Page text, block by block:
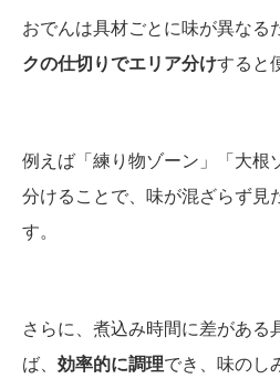
おでんは具材ごとに味が異なる
クの仕切りでエリア分けすると
例えば「練り物ゾーン」「大根
分けることで、味が混ざらず見
す。
さらに、煮込み時間に差がある
ば、 効率的に調理でき、味のし